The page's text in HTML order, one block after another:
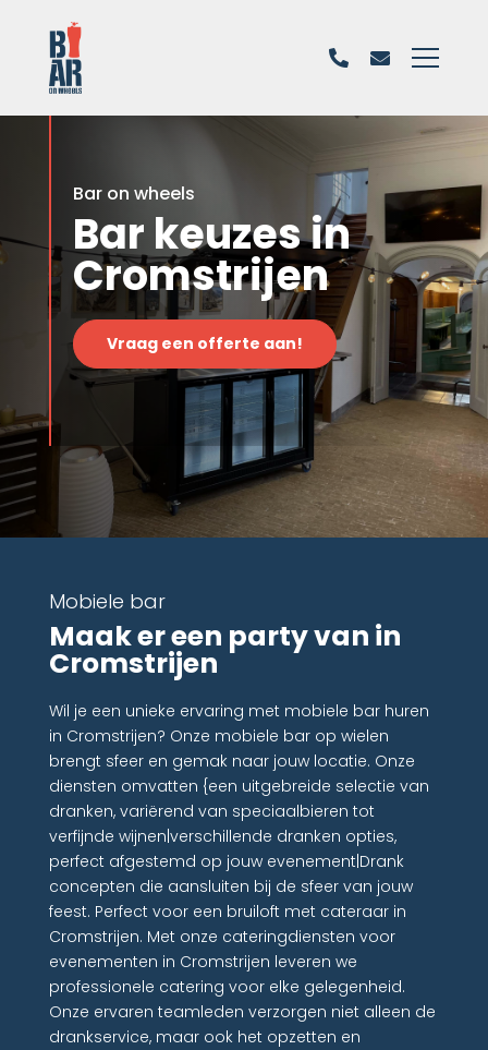
Bar on wheels
Bar keuzes in
Cromstrijen
Vraag een offerte aan!
Mobiele bar
Maak er een party van in
Cromstrijen
Wil je een unieke ervaring met mobiele bar huren
in Cromstrijen? Onze mobiele bar op wielen
brengt sfeer en gemak naar jouw locatie. Onze
diensten omvatten {een uitgebreide selectie van
dranken, variërend van speciaalbieren tot
verfijnde wijnen|verschillende dranken opties,
perfect afgestemd op jouw evenement|Drank
concepten die aansluiten bij de sfeer van jouw
feest. Perfect voor een bruiloft met cateraar in
Cromstrijen. Met onze cateringdiensten voor
evenementen in Cromstrijen leveren we
professionele catering voor elke gelegenheid.
Onze ervaren teamleden verzorgen niet alleen de
drankservice, maar ook het opzetten en